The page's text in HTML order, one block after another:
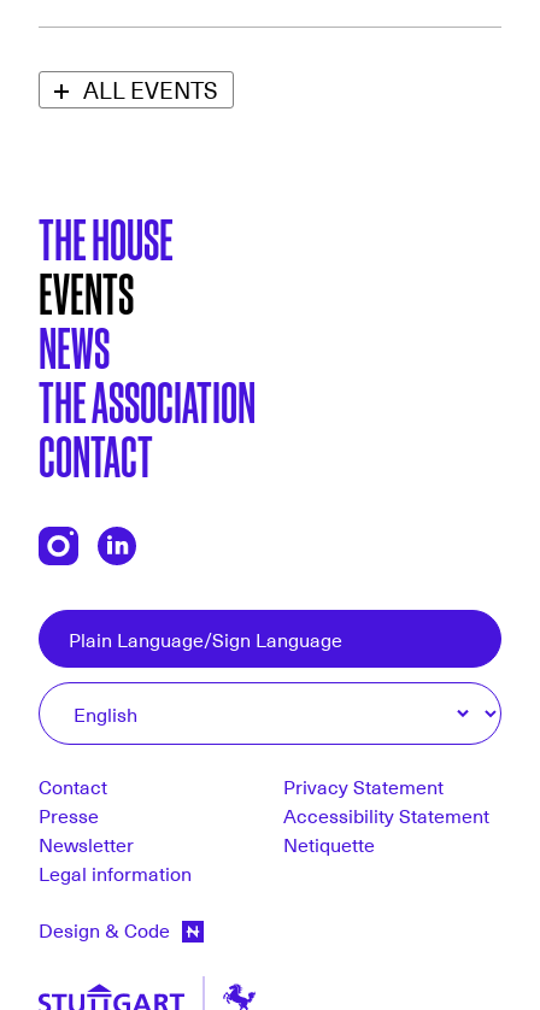
ALL EVENTS
THE HOUSE
EVENTS
NEWS
THE ASSOCIATION
CONTACT
Plain Language/Sign Language
Contact
Presse
Newsletter
Legal information
Privacy Statement
Accessibility Statement
Netiquette
Design & Code